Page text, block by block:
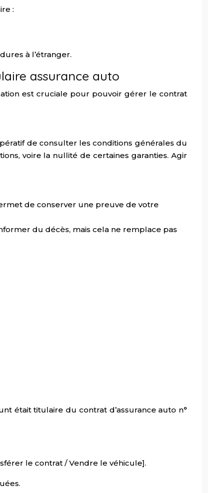
:
à l’étranger.
assurance auto
est cruciale pour pouvoir gérer le contrat
de consulter les conditions générales du
voire la nullité de certaines garanties. Agir
de conserver une preuve de votre
du décès, mais cela ne remplace pas
était titulaire du contrat d’assurance auto n°
le contrat / Vendre le véhicule].